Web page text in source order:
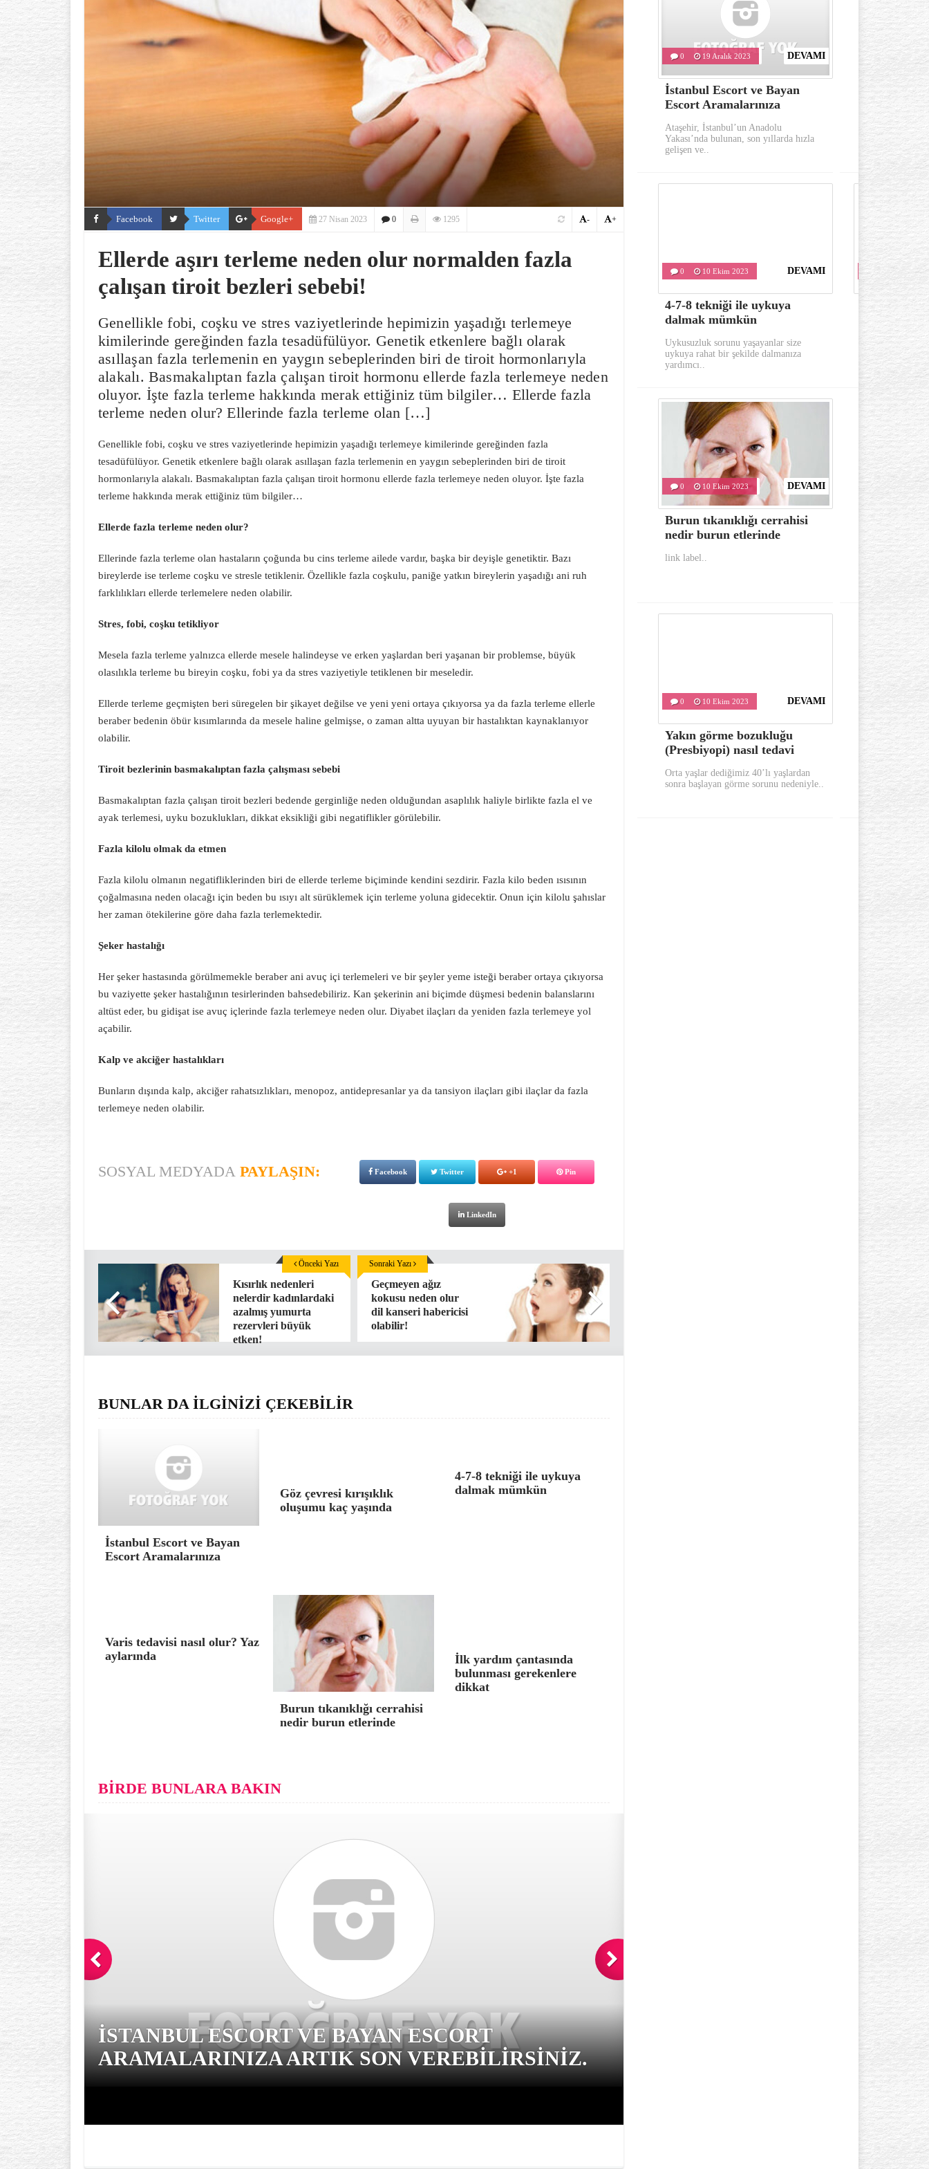
Facebook Twitter Google+ 27 Nisan 2023 0 1295 +
-
Ellerde aşırı terleme neden olur normalden fazla
çalışan tiroit bezleri sebebi!
Genellikle fobi, coşku ve stres vaziyetlerinde hepimizin yaşadığı terlemeye
kimilerinde gereğinden fazla tesadüfülüyor. Genetik etkenlere bağlı olarak
asıllaşan fazla terlemenin en yaygın sebeplerinden biri de tiroit hormonlarıyla
alakalı. Basmakalıptan fazla çalışan tiroit hormonu ellerde fazla terlemeye neden
oluyor. İşte fazla terleme hakkında merak ettiğiniz tüm bilgiler… Ellerde fazla
terleme neden olur? Ellerinde fazla terleme olan […]
Genellikle fobi, coşku ve stres vaziyetlerinde hepimizin yaşadığı terlemeye kimilerinde gereğinden fazla
tesadüfülüyor. Genetik etkenlere bağlı olarak asıllaşan fazla terlemenin en yaygın sebeplerinden biri de tiroit
hormonlarıyla alakalı. Basmakalıptan fazla çalışan tiroit hormonu ellerde fazla terlemeye neden oluyor. İşte fazla
terleme hakkında merak ettiğiniz tüm bilgiler…
Ellerde fazla terleme neden olur?
Ellerinde fazla terleme olan hastaların çoğunda bu cins terleme ailede vardır, başka bir deyişle genetiktir. Bazı
bireylerde ise terleme coşku ve stresle tetiklenir. Özellikle fazla coşkulu, paniğe yatkın bireylerin yaşadığı ani ruh
farklılıkları ellerde terlemelere neden olabilir.
Stres, fobi, coşku tetikliyor
Mesela fazla terleme yalnızca ellerde mesele halindeyse ve erken yaşlardan beri yaşanan bir problemse, büyük
olasılıkla terleme bu bireyin coşku, fobi ya da stres vaziyetiyle tetiklenen bir meseledir.
Ellerde terleme geçmişten beri süregelen bir şikayet değilse ve yeni yeni ortaya çıkıyorsa ya da fazla terleme ellerle
beraber bedenin öbür kısımlarında da mesele haline gelmişse, o zaman altta uyuyan bir hastalıktan kaynaklanıyor
olabilir.
Tiroit bezlerinin basmakalıptan fazla çalışması sebebi
Basmakalıptan fazla çalışan tiroit bezleri bedende gerginliğe neden olduğundan asaplılık haliyle birlikte fazla el ve
ayak terlemesi, uyku bozuklukları, dikkat eksikliği gibi negatiflikler görülebilir.
Fazla kilolu olmak da etmen
Fazla kilolu olmanın negatifliklerinden biri de ellerde terleme biçiminde kendini sezdirir. Fazla kilo beden ısısının
çoğalmasına neden olacağı için beden bu ısıyı alt sürüklemek için terleme yoluna gidecektir. Onun için kilolu şahıslar
her zaman ötekilerine göre daha fazla terlemektedir.
Şeker hastalığı
Her şeker hastasında görülmemekle beraber ani avuç içi terlemeleri ve bir şeyler yeme isteği beraber ortaya çıkıyorsa
bu vaziyette şeker hastalığının tesirlerinden bahsedebiliriz. Kan şekerinin ani biçimde düşmesi bedenin balanslarını
altüst eder, bu gidişat ise avuç içlerinde fazla terlemeye neden olur. Diyabet ilaçları da yeniden fazla terlemeye yol
açabilir.
Kalp ve akciğer hastalıkları
Bunların dışında kalp, akciğer rahatsızlıkları, menopoz, antidepresanlar ya da tansiyon ilaçları gibi ilaçlar da fazla
terlemeye neden olabilir.
SOSYAL MEDYADA PAYLAŞIN: Facebook Twitter +1 Pin
LinkedIn
Kısırlık nedenleri
nelerdir kadınlardaki
azalmış yumurta
rezervleri büyük
etken!
Önceki Yazı
Geçmeyen ağız
kokusu neden olur
dil kanseri habericisi
olabilir!
Sonraki Yazı
BUNLAR DA İLGİNİZİ ÇEKEBİLİR
İstanbul Escort ve Bayan
Escort Aramalarınıza
Göz çevresi kırışıklık
oluşumu kaç yaşında
4-7-8 tekniği ile uykuya
dalmak mümkün
Varis tedavisi nasıl olur? Yaz
aylarında
Burun tıkanıklığı cerrahisi
nedir burun etlerinde
İlk yardım çantasında
bulunması gerekenlere
dikkat
BİRDE BUNLARA BAKIN
İSTANBUL ESCORT VE BAYAN ESCORT
ARAMALARINIZA ARTIK SON VEREBILIRSINIZ.
GÖZ ÇEVRESI KIRIŞIKLIK
YAŞINDA BAŞLAR? AÇIK
DEVAMI
0 19 Aralık 2023
İstanbul Escort ve Bayan
Escort Aramalarınıza
Ataşehir, İstanbul’un Anadolu
Yakası’nda bulunan, son yıllarda hızla
gelişen ve..
10
Göz
oluşumu
Göz
önemli
DEVAMI
0 10 Ekim 2023
4-7-8 tekniği ile uykuya
dalmak mümkün
Uykusuzluk sorunu yaşayanlar size
uykuya rahat bir şekilde dalmanıza
yardımcı..
0 10 Ekim
Varis
aylarında
Gerek görünümü
oldukça dikkat
hastalıklardan..
DEVAMI
0 10 Ekim 2023
Burun tıkanıklığı cerrahisi
nedir burun etlerinde
link label..
0
İlk yardım
link label..
DEVAMI
0 10 Ekim 2023
Yakın görme bozukluğu
(Presbiyopi) nasıl tedavi
Orta yaşlar dediğimiz 40’lı yaşlardan
sonra başlayan görme sorunu nedeniyle..
0
bunları
Sabahları
yerinde